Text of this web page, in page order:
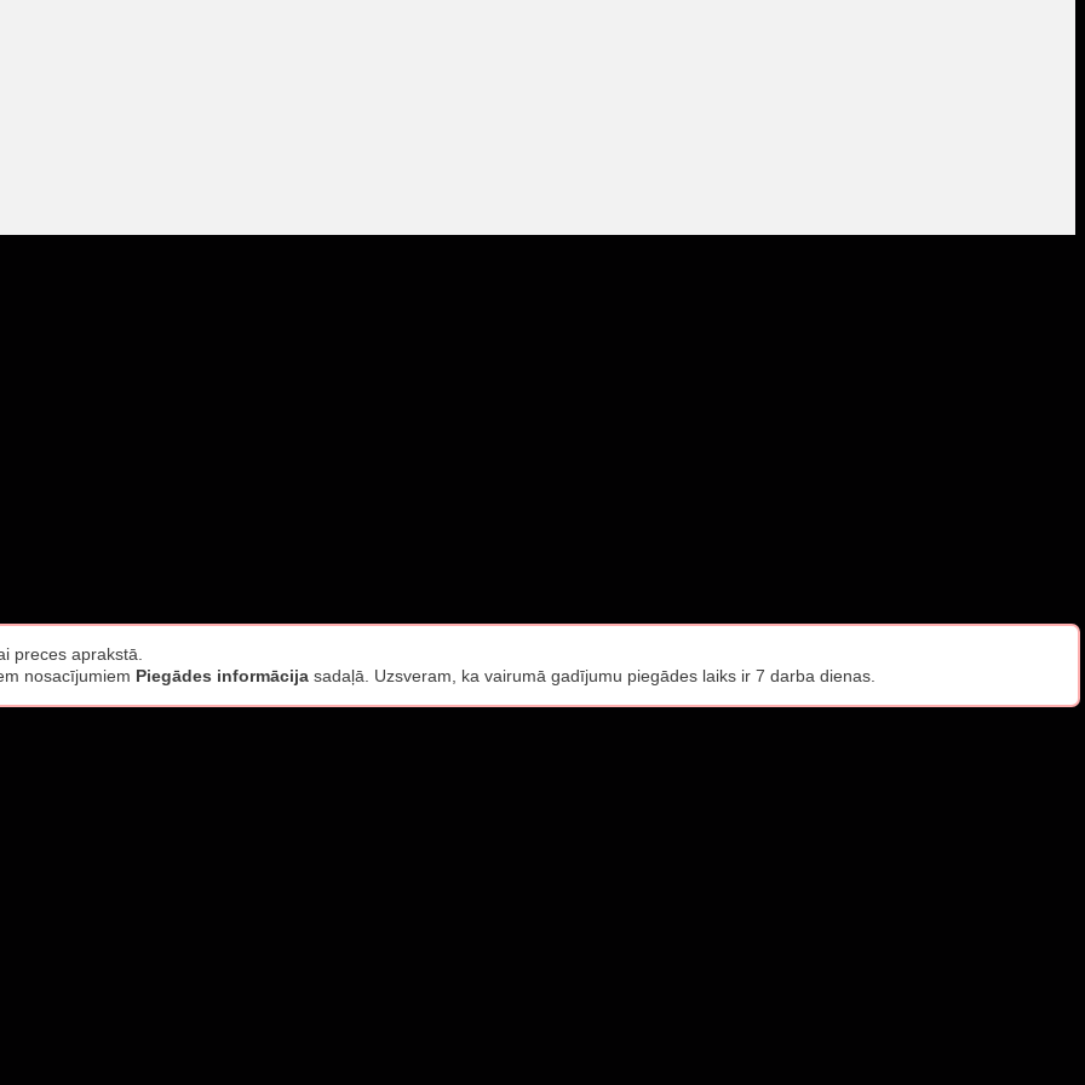
preces aprakstā.
nosacījumiem Piegādes informācija sadaļā. Uzsveram, ka vairumā gadījumu piegādes laiks ir 7 darba dienas.